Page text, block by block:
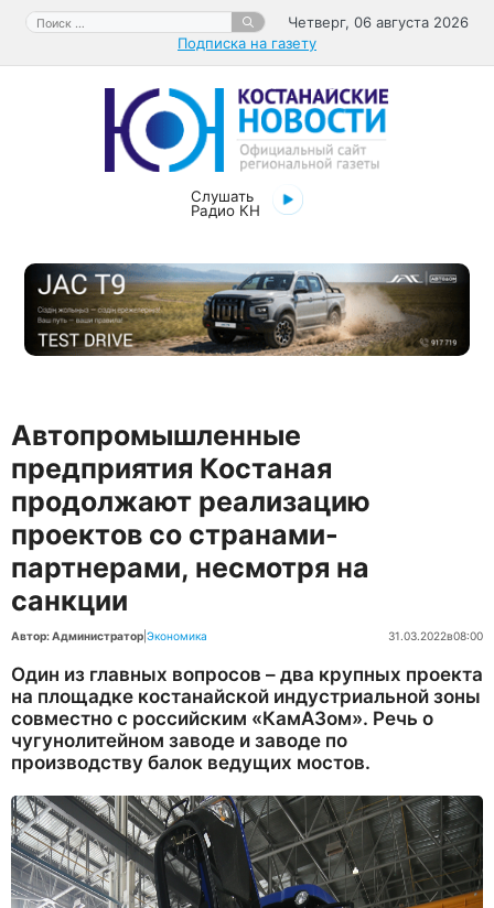
Перейти
содержимому
Поиск:
Четверг, 06 августа 2026
Подписка на газету
Слушать
Радио КН
Автопромышленные
предприятия Костаная
продолжают реализацию
проектов со странами-
партнерами, несмотря на
санкции
Автор: Администратор Экономика 31.03.2022в08:00
Один из главных вопросов – два крупных проекта
на площадке костанайской индустриальной зоны
совместно с российским «КамАЗом». Речь о
чугунолитейном заводе и заводе по
производству балок ведущих мостов.